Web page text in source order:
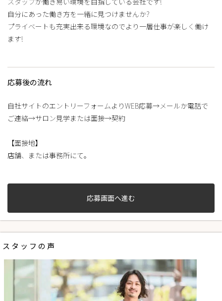
自分にあった働き方を一緒に見つけませんか?
プライベートも充実出来る環境なのでより一層仕事が楽しく働け
ます!
応募後の流れ
自社サイトのエントリーフォームよりWEB応募→メールか電話で
ご連絡→サロン見学または面接→契約
【面接地】
店舗、または事務所にて。
応募画面へ進む
スタッフの声